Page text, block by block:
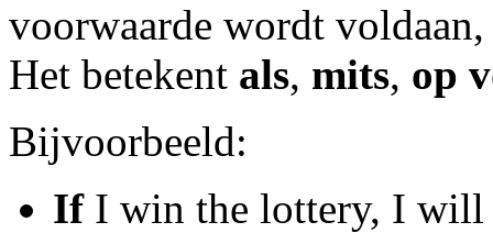
voorwaarde wordt
Het betekent als, mits, op
Bijvoorbeeld:
IfI win the lottery, I will